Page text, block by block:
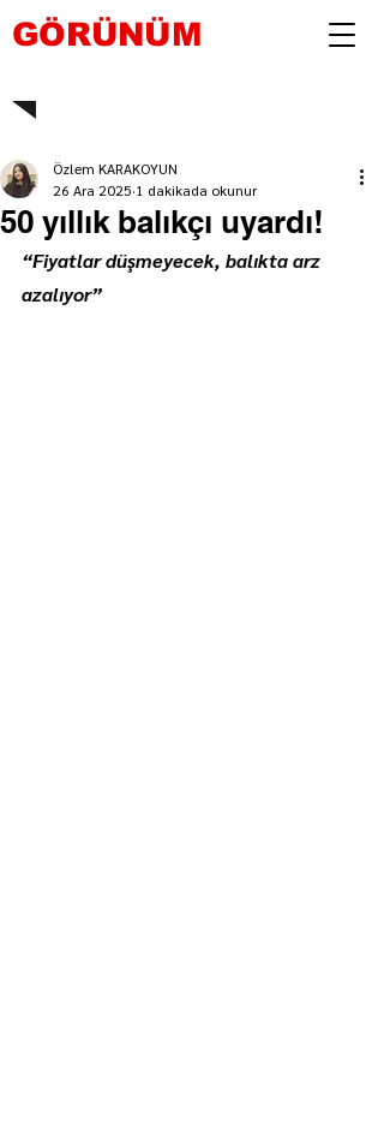
GÖRÜNÜM
50 yıllık balıkçı uyardı!
Özlem KARAKOYUN
26 Ara 2025 1 dakikada okunur
“Fiyatlar düşmeyecek, balıkta arz
azalıyor”